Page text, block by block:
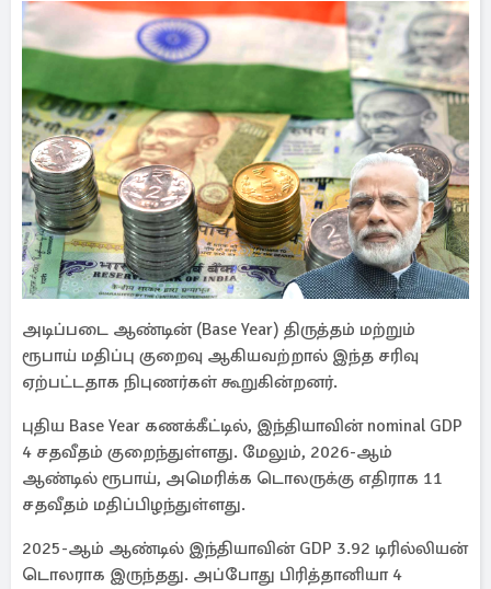
அடிப்படை ஆண்டின் (Base Year) திருத்தம் மற்றும்
ரூபாய் மதிப்பு குறைவு ஆகியவற்றால் இந்த சரிவு
ஏற்பட்டதாக நிபுணர்கள் கூறுகின்றனர்.
புதிய Base Year கணக்கீட்டில், இந்தியாவின் nominal GDP
4 சதவீதம் குறைந்துள்ளது. மேலும், 2026-ஆம்
ஆண்டில் ரூபாய், அமெரிக்க டொலருக்கு எதிராக 11
சதவீதம் மதிப்பிழந்துள்ளது.
2025-ஆம் ஆண்டில் இந்தியாவின் GDP 3.92 டிரில்லியன்
டொலராக இருந்தது. அப்போது பிரித்தானியா 4